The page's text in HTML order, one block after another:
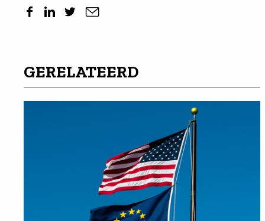
GERELATEERD